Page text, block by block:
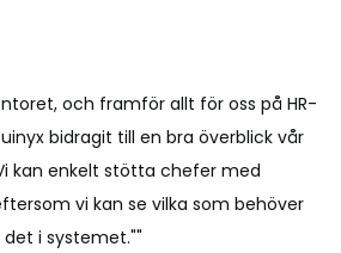
och framför allt för oss på HR-
bidragit till en bra överblick vår
kan enkelt stötta chefer med
vi kan se vilka som behöver
det i systemet.""